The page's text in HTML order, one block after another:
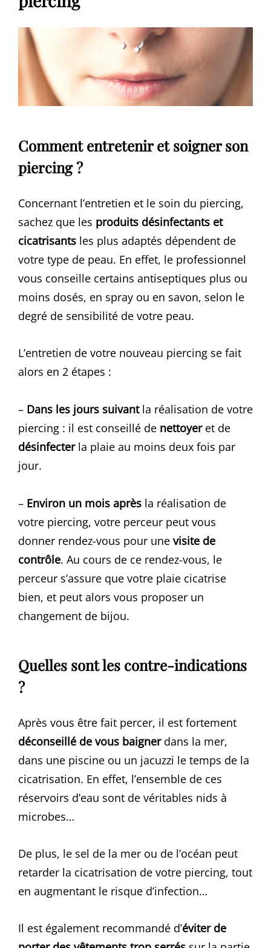
Comment entretenir et soigner son
piercing ?
Concernant l’entretien et le soin du piercing,
sachez que les produits désinfectants et
cicatrisants les plus adaptés dépendent de
votre type de peau. En effet, le professionnel
vous conseille certains antiseptiques plus ou
moins dosés, en spray ou en savon, selon le
degré de sensibilité de votre peau.
L’entretien de votre nouveau piercing se fait
alors en 2 étapes :
– Dans les jours suivantla réalisation de votre
piercing : il est conseillé de nettoyeret de
désinfecter la plaie au moins deux fois par
jour.
– Environ un mois après la réalisation de
votre piercing, votre perceur peut vous
donner rendez-vous pour une visite de
contrôle. Au cours de ce rendez-vous, le
perceur s’assure que votre plaie cicatrise
bien, et peut alors vous proposer un
changement de bijou.
Quelles sont les contre-indications
?
Après vous être fait percer, il est fortement
déconseillé de vous baignerdans la mer,
dans une piscine ou un jacuzzi le temps de la
cicatrisation. En effet, l’ensemble de ces
réservoirs d’eau sont de véritables nids à
microbes…
De plus, le sel de la mer ou de l’océan peut
retarder la cicatrisation de votre piercing, tout
en augmentant le risque d’infection…
Il est également recommandé d’éviter de